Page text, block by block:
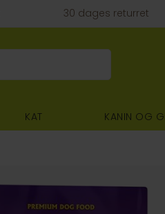
30 dages returret
KAT KANIN OG